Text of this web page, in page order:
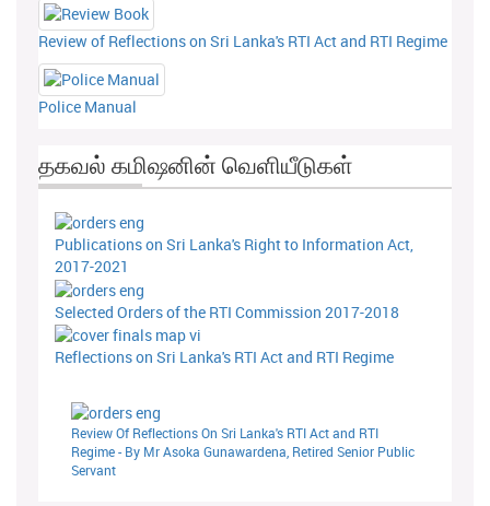
Review of Reflections on Sri Lanka's RTI Act and RTI Regime
Police Manual
தகவல் கமிஷனின் வெளியீடுகள்
Publications on Sri Lanka's Right to Information Act,
2017-2021
Selected Orders of the RTI Commission 2017-2018
Reflections on Sri Lanka's RTI Act and RTI Regime
Review Of Reflections On Sri Lanka's RTI Act and RTI
Regime - By Mr Asoka Gunawardena, Retired Senior Public
Servant